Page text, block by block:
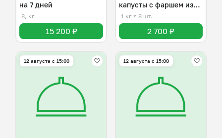
на 7 дней
8, кг
15 200 ₽
капусты с фаршем из
индейки
1 кг ≈ 8 шт.
2 700 ₽
12 августа с 15:00 12 августа с 15:00